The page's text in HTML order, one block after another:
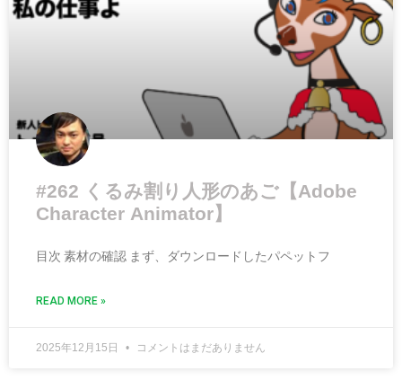
#262 くるみ割り人形のあご【Adobe
Character Animator】
目次 素材の確認 まず、ダウンロードしたパペットフ
READ MORE »
2025年12月15日 コメントはまだありません